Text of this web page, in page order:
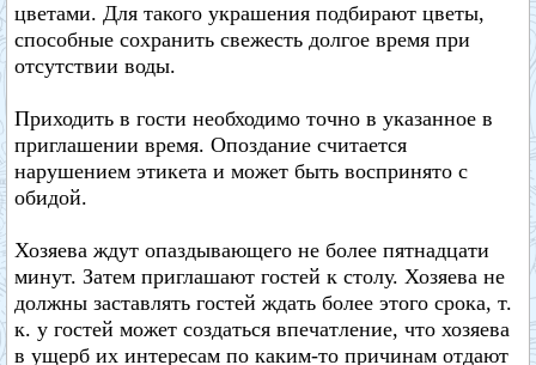
цветами. Для такого украшения подбирают цветы,
способные сохранить свежесть долгое время при
отсутствии воды.
Приходить в гости необходимо точно в указанное в
приглашении время. Опоздание считается
нарушением этикета и может быть воспринято с
обидой.
Хозяева ждут опаздывающего не более пятнадцати
минут. Затем приглашают гостей к столу. Хозяева не
должны заставлять гостей ждать более этого срока, т.
к. у гостей может создаться впечатление, что хозяева
в ущерб их интересам по каким-то причинам отдают